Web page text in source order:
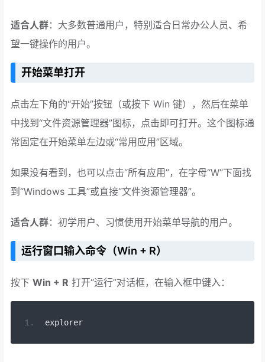
适合人群：大多数普通用户，特别适合日常办公人员、希
望一键操作的用户。
开始菜单打开
点击左下角的“开始”按钮（或按下 Win 键），然后在菜单
中找到“文件资源管理器”图标，点击即可打开。这个图标通
常固定在开始菜单左边或“常用应用”区域。
如果没有看到，也可以点击“所有应用”，在字母“W”下面找
到“Windows 工具”或直接“文件资源管理器”。
适合人群：初学用户、习惯使用开始菜单导航的用户。
运行窗口输入命令（Win + R）
按下 Win + R 打开“运行”对话框，在输入框中键入：
explorer